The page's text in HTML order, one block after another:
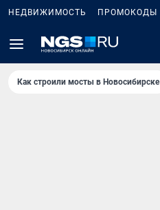
НЕДВИЖИМОСТЬ ПРОМОКОДЫ
Как строили мосты в Новосибирске